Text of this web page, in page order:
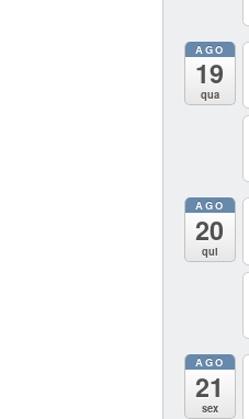
AGO
19
qua
AGO
20
qui
AGO
21
sex